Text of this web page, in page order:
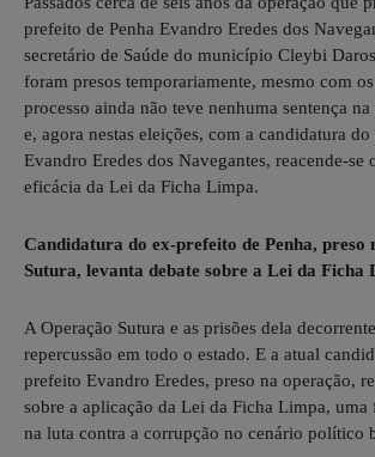
prefeito de Penha Evandro Eredes dos
secretário de Saúde do município Cleybi
foram presos temporariamente, mesmo com
processo ainda não teve nenhuma sentença
e, agora nestas eleições, com a candidatura
Evandro Eredes dos Navegantes, reacende-se
eficácia da Lei da Ficha Limpa.
Candidatura do ex-prefeito de Penha, preso
Sutura, levanta debate sobre a Lei da Ficha
A Operação Sutura e as prisões dela
repercussão em todo o estado. E a atual
prefeito Evandro Eredes, preso na operação,
sobre a aplicação da Lei da Ficha Limpa, uma
na luta contra a corrupção no cenário político